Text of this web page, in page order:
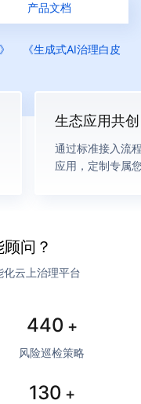
产品文档
《生成式AI治理白皮
生态应用共创
通过标准接入流
应用，定制专属
问？
云上治理平台
440 +
风险巡检策略
130 +